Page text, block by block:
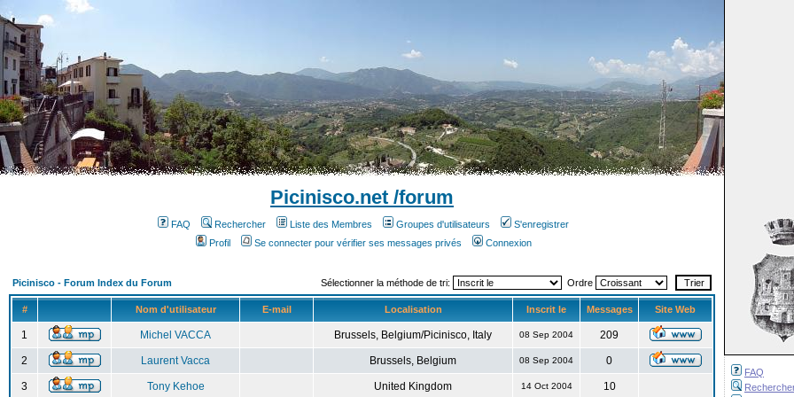
FAQ
Picinisco.net /forum
FAQ Rechercher Liste des Membres Groupes d'utilisateurs
S'enregistrer
Profil
Se connecter pour vérifier ses messages privés Connexion
Picinisco - Forum Index du Forum Sélectionner la méthode de tri: Ordre
# Nom d'utilisateur E-mail Localisation Inscrit le Messages Site Web
1 Michel VACCA Brussels, Belgium/Picinisco, Italy 08 Sep 2004 209
2 Laurent Vacca Brussels, Belgium 08 Sep 2004 0
3 Tony Kehoe United Kingdom 14 Oct 2004 10